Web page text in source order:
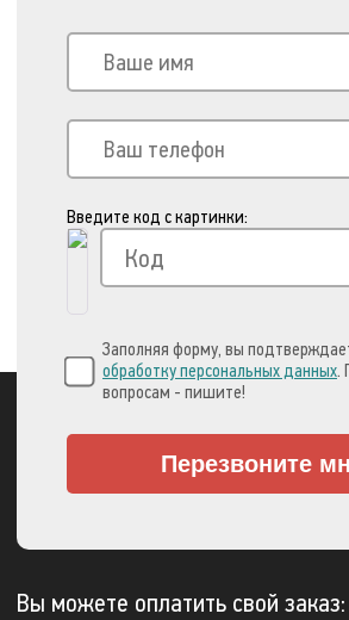
Введите код с картинки:
Заполняя форму, вы
обработку персональных данных.
вопросам - пишите!
Перезвоните
Вы можете оплатить свой заказ: